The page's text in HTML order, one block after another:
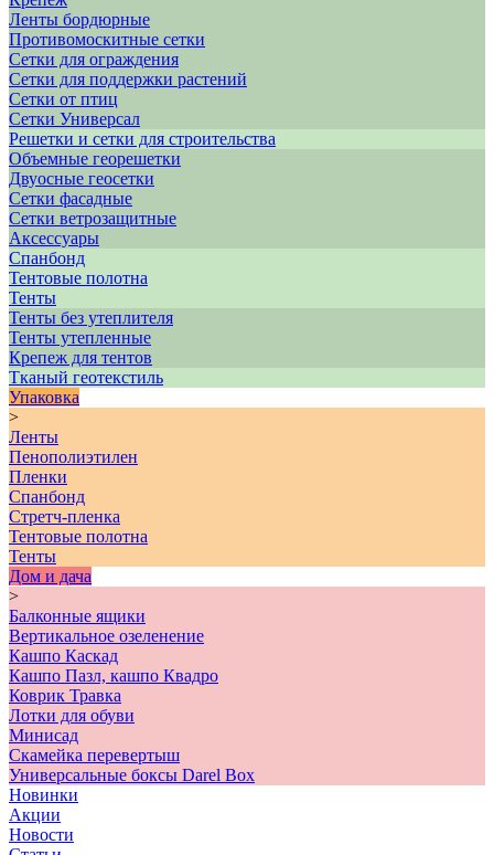
Ленты бордюрные
Противомоскитные сетки
Сетки для ограждения
Сетки для поддержки растений
Сетки от птиц
Сетки Универсал
Решетки и сетки для строительства
Объемные георешетки
Двуосные геосетки
Сетки фасадные
Сетки ветрозащитные
Аксессуары
Спанбонд
Тентовые полотна
Тенты
Тенты без утеплителя
Тенты утепленные
Крепеж для тентов
Тканый геотекстиль
Упаковка
>
Ленты
Пенополиэтилен
Пленки
Спанбонд
Стретч-пленка
Тентовые полотна
Тенты
Дом и дача
>
Балконные ящики
Вертикальное озеленение
Кашпо Каскад
Кашпо Пазл, кашпо Квадро
Коврик Травка
Лотки для обуви
Минисад
Скамейка перевертыш
Универсальные боксы Darel Box
Новинки
Акции
Новости